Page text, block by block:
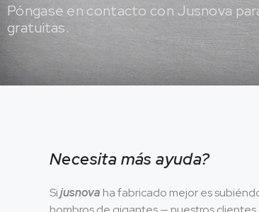
Póngase en contacto con Jusnova
gratuitas.
Necesita más ayuda?
Sijusnova ha fabricado mejor es